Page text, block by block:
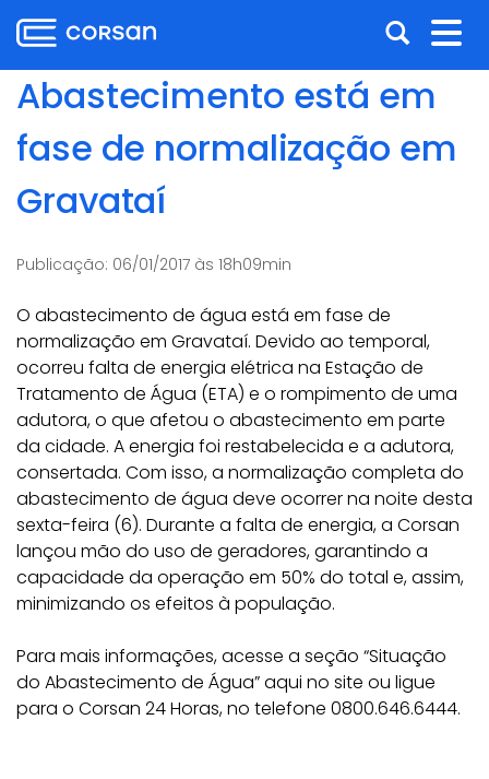
para
o
conteúdo
para
menu
para
o
conteúdo
Abrir
a
busca
Abastecimento está em
fase de normalização em
Gravataí
Publicação: 06/01/2017 às 18h09min
O abastecimento de água está em fase de
normalização em Gravataí. Devido ao temporal,
ocorreu falta de energia elétrica na Estação de
Tratamento de Água (ETA) e o rompimento de uma
adutora, o que afetou o abastecimento em parte
da cidade. A energia foi restabelecida e a adutora,
consertada. Com isso, a normalização completa do
abastecimento de água deve ocorrer na noite desta
sexta-feira (6). Durante a falta de energia, a Corsan
lançou mão do uso de geradores, garantindo a
capacidade da operação em 50% do total e, assim,
minimizando os efeitos à população.
Para mais informações, acesse a seção “Situação
do Abastecimento de Água” aqui no site ou ligue
para o Corsan 24 Horas, no telefone 0800.646.6444.